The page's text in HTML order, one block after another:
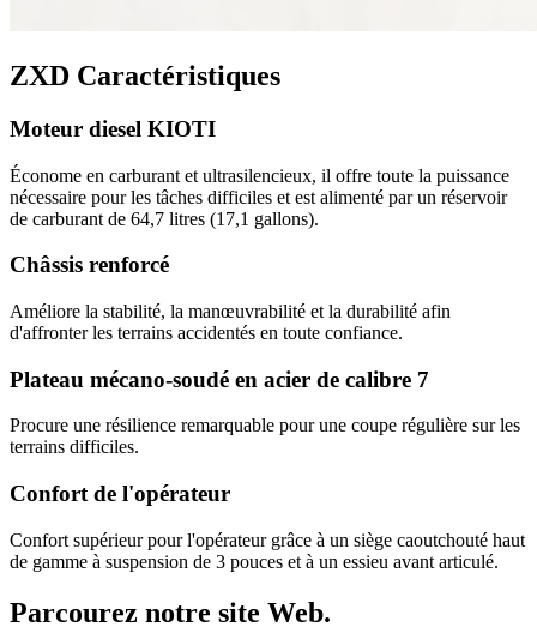
ZXD Caractéristiques
Moteur diesel KIOTI
Économe en carburant et ultrasilencieux, il offre toute la puissance
nécessaire pour les tâches difficiles et est alimenté par un réservoir
de carburant de 64,7 litres (17,1 gallons).
Châssis renforcé
Améliore la stabilité, la manœuvrabilité et la durabilité afin
d'affronter les terrains accidentés en toute confiance.
Plateau mécano-soudé en acier de calibre 7
Procure une résilience remarquable pour une coupe régulière sur les
terrains difficiles.
Confort de l'opérateur
Confort supérieur pour l'opérateur grâce à un siège caoutchouté haut
de gamme à suspension de 3 pouces et à un essieu avant articulé.
Parcourez notre site Web.